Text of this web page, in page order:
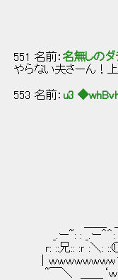
551 名前： 名無しのダ
やらない夫さーん！
553 名前： u3
＿＿ ＿_
_.ー~: : _.
r: ::兄:: :
｜ｗｗ
~￣＼ ＿＿